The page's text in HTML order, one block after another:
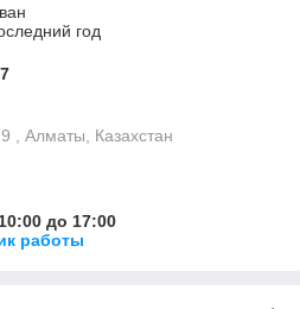
год
, Алматы, Казахстан
до 17:00
работы